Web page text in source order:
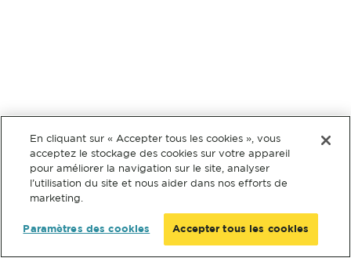
En cliquant sur « Accepter tous les cookies », vous
acceptez le stockage des cookies sur votre appareil
pour améliorer la navigation sur le site, analyser
l’utilisation du site et nous aider dans nos efforts de
marketing.
Paramètres des cookies Accepter tous les cookies